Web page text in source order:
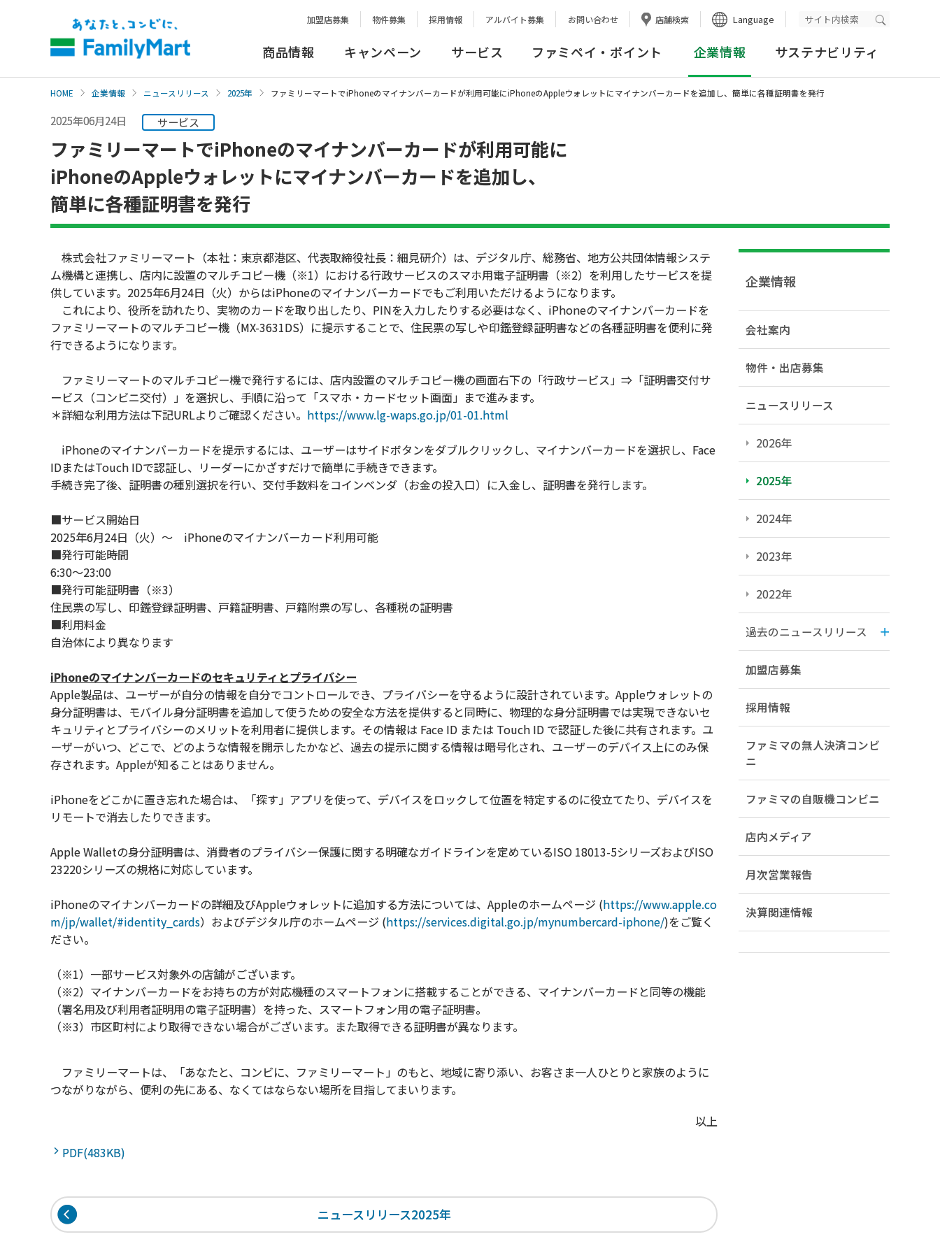
加盟店募集 物件募集 採用情報 アルバイト募集 お問い合わせ 店舗検索 Language 検索実行
商品情報 キャンペーン サービス ファミペイ・ポイント 企業情報 サステナビリティ
HOME 企業情報 ニュースリリース 2025年 ファミリーマートでiPhoneのマイナンバーカードが利用可能にiPhoneのAppleウォレットにマイナンバーカードを追加し、簡単に各種証明書を発行
2025年06月24日 サービス
ファミリーマートでiPhoneのマイナンバーカードが利用可能に
iPhoneのAppleウォレットにマイナンバーカードを追加し、
簡単に各種証明書を発行
株式会社ファミリーマート（本社：東京都港区、代表取締役社長：細見研介）は、デジタル庁、総務省、地方公共団体情報システ
ム機構と連携し、店内に設置のマルチコピー機（※1）における行政サービスのスマホ用電子証明書（※2）を利用したサービスを提
供しています。2025年6月24日（火）からはiPhoneのマイナンバーカードでもご利用いただけるようになります。
これにより、役所を訪れたり、実物のカードを取り出したり、PINを入力したりする必要はなく、iPhoneのマイナンバーカードを
ファミリーマートのマルチコピー機（MX-3631DS）に提示することで、住民票の写しや印鑑登録証明書などの各種証明書を便利に発
行できるようになります。
ファミリーマートのマルチコピー機で発行するには、店内設置のマルチコピー機の画面右下の「行政サービス」⇒「証明書交付サ
ービス（コンビニ交付）」を選択し、手順に沿って「スマホ・カードセット画面」まで進みます。
＊詳細な利用方法は下記URLよりご確認ください。 https://www.lg-waps.go.jp/01-01.html
iPhoneのマイナンバーカードを提示するには、ユーザーはサイドボタンをダブルクリックし、マイナンバーカードを選択し、Face
IDまたはTouch IDで認証し、リーダーにかざすだけで簡単に手続きできます。
手続き完了後、証明書の種別選択を行い、交付手数料をコインベンダ（お金の投入口）に入金し、証明書を発行します。
■サービス開始日
2025年6月24日（火）～ iPhoneのマイナンバーカード利用可能
■発行可能時間
6:30～23:00
■発行可能証明書（※3）
住民票の写し、印鑑登録証明書、戸籍証明書、戸籍附票の写し、各種税の証明書
■利用料金
自治体により異なります
iPhoneのマイナンバーカードのセキュリティとプライバシー
Apple製品は、ユーザーが自分の情報を自分でコントロールでき、プライバシーを守るように設計されています。Appleウォレットの
身分証明書は、モバイル身分証明書を追加して使うための安全な方法を提供すると同時に、物理的な身分証明書では実現できないセ
キュリティとプライバシーのメリットを利用者に提供します。その情報は Face ID または Touch ID で認証した後に共有されます。ユ
ーザーがいつ、どこで、どのような情報を開示したかなど、過去の提示に関する情報は暗号化され、ユーザーのデバイス上にのみ保
存されます。Appleが知ることはありません。
iPhoneをどこかに置き忘れた場合は、「探す」アプリを使って、デバイスをロックして位置を特定するのに役立てたり、デバイスを
リモートで消去したりできます。
Apple Walletの身分証明書は、消費者のプライバシー保護に関する明確なガイドラインを定めているISO 18013-5シリーズおよびISO
23220シリーズの規格に対応しています。
iPhoneのマイナンバーカードの詳細及びAppleウォレットに追加する方法については、Appleのホームページ (https://www.apple.co
m/jp/wallet/#identity_cards）およびデジタル庁のホームページ (https://services.digital.go.jp/mynumbercard-iphone/)をご覧く
ださい。
（※1）一部サービス対象外の店舗がございます。
（※2）マイナンバーカードをお持ちの方が対応機種のスマートフォンに搭載することができる、マイナンバーカードと同等の機能
（署名用及び利用者証明用の電子証明書）を持った、スマートフォン用の電子証明書。
（※3）市区町村により取得できない場合がございます。また取得できる証明書が異なります。
ファミリーマートは、「あなたと、コンビに、ファミリーマート」のもと、地域に寄り添い、お客さま一人ひとりと家族のように
つながりながら、便利の先にある、なくてはならない場所を目指してまいります。
以上
PDF(483KB)
ニュースリリース2025年
企業情報
会社案内
物件・出店募集
ニュースリリース
2026年
2025年
2024年
2023年
2022年
過去のニュースリリース
加盟店募集
採用情報
ファミマの無人決済コンビ
ニ
ファミマの自販機コンビニ
店内メディア
月次営業報告
決算関連情報